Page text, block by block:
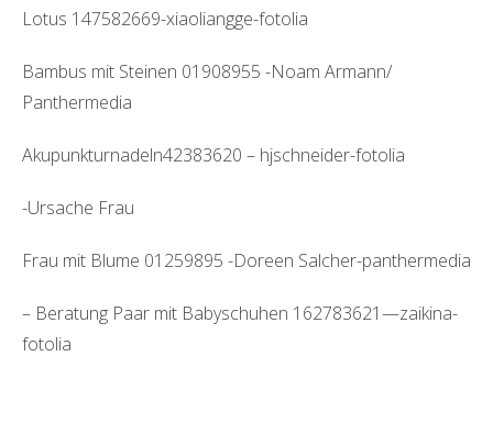
Lotus 147582669-xiaoliangge-fotolia
Bambus mit Steinen 01908955 -Noam Armann/
Panthermedia
Akupunkturnadeln42383620 – hjschneider-fotolia
-Ursache Frau
Frau mit Blume 01259895 -Doreen Salcher-panthermedia
– Beratung Paar mit Babyschuhen 162783621—zaikina-
fotolia